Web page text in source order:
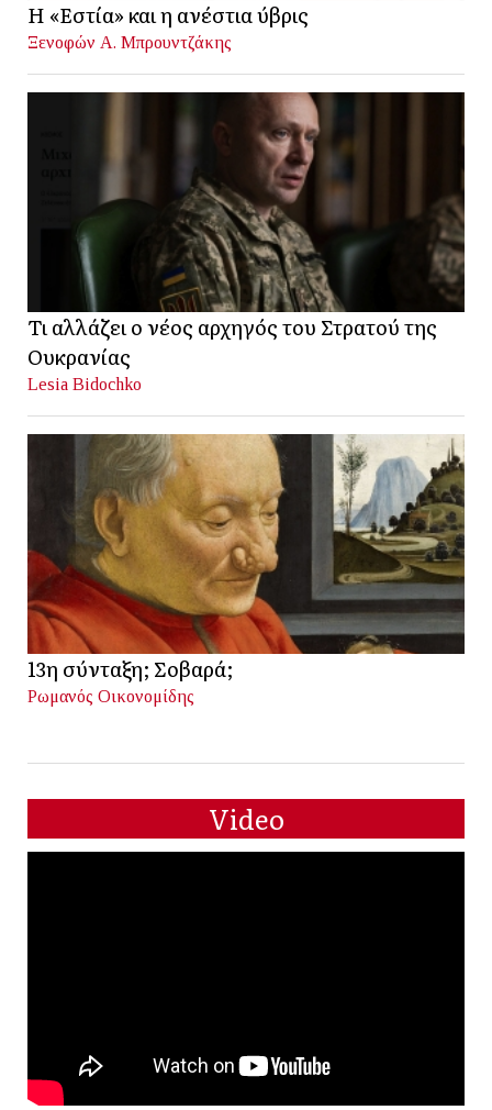
Η «Εστία» και η ανέστια ύβρις
Ξενοφών Α. Μπρουντζάκης
Τι αλλάζει ο νέος αρχηγός του Στρατού της
Ουκρανίας
Lesia Bidochko
13η σύνταξη; Σοβαρά;
Ρωμανός Οικονομίδης
Video